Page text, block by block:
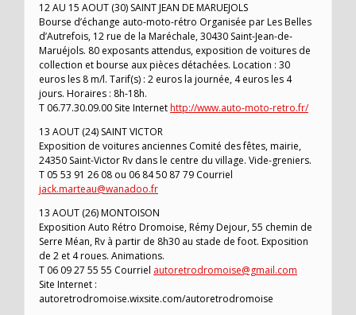
12 AU 15 AOUT (30) SAINT JEAN DE MARUEJOLS
Bourse d’échange auto-moto-rétro Organisée par Les Belles
d’Autrefois, 12 rue de la Maréchale, 30430 Saint-Jean-de-
Maruéjols. 80 exposants attendus, exposition de voitures de
collection et bourse aux pièces détachées. Location : 30
euros les 8 m/l. Tarif(s) : 2 euros la journée, 4 euros les 4
jours. Horaires : 8h-18h.
T 06.77.30.09.00 Site Internethttp://www.auto-moto-retro.fr/
13 AOUT (24) SAINT VICTOR
Exposition de voitures anciennes Comité des fêtes, mairie,
24350 Saint-Victor Rv dans le centre du village. Vide-greniers.
T 05 53 91 26 08 ou 06 84 50 87 79 Courriel
jack.marteau@wanadoo.fr
13 AOUT (26) MONTOISON
Exposition Auto Rétro Dromoise, Rémy Dejour, 55 chemin de
Serre Méan, Rv à partir de 8h30 au stade de foot. Exposition
de 2 et 4 roues. Animations.
T 06 09 27 55 55 Courriel autoretrodromoise@gmail.com
Site Internet :
autoretrodromoise.wixsite.com/autoretrodromoise